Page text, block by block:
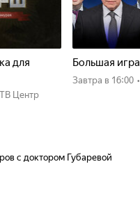
для
ТВ Центр
Большая игра
Завтра в 16:00 •
с доктором Губаревой